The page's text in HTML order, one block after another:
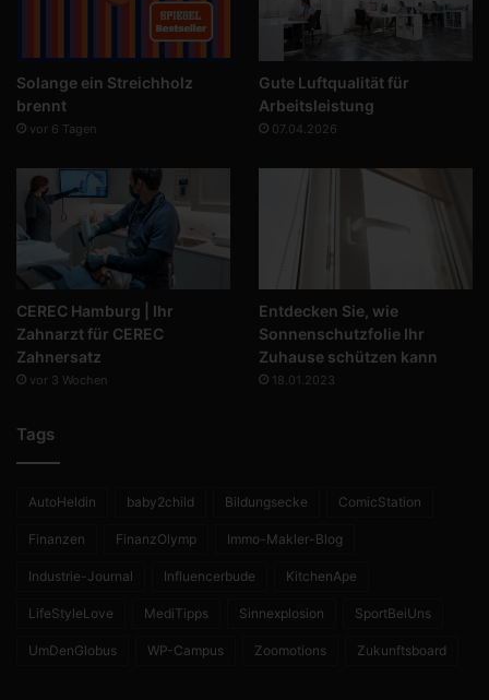
Solange ein Streichholz
brennt
vor 6 Tagen
Gute Luftqualität für
Arbeitsleistung
07.04.2026
CEREC Hamburg | Ihr
Zahnarzt für CEREC
Zahnersatz
vor 3 Wochen
Entdecken Sie, wie
Sonnenschutzfolie Ihr
Zuhause schützen kann
18.01.2023
Tags
AutoHeldin baby2child Bildungsecke ComicStation
Finanzen FinanzOlymp Immo-Makler-Blog
Industrie-Journal Influencerbude KitchenApe
LifeStyleLove MediTipps Sinnexplosion SportBeiUns
UmDenGlobus WP-Campus Zoomotions Zukunftsboard